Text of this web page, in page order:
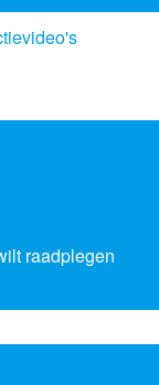
raadplegen